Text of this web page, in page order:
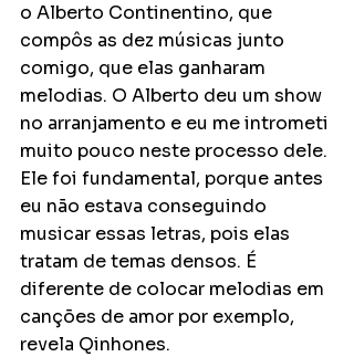
o Alberto Continentino, que
compôs as dez músicas junto
comigo, que elas ganharam
melodias. O Alberto deu um show
no arranjamento e eu me intrometi
muito pouco neste processo dele.
Ele foi fundamental, porque antes
eu não estava conseguindo
musicar essas letras, pois elas
tratam de temas densos. É
diferente de colocar melodias em
canções de amor por exemplo,
revela Qinhones.